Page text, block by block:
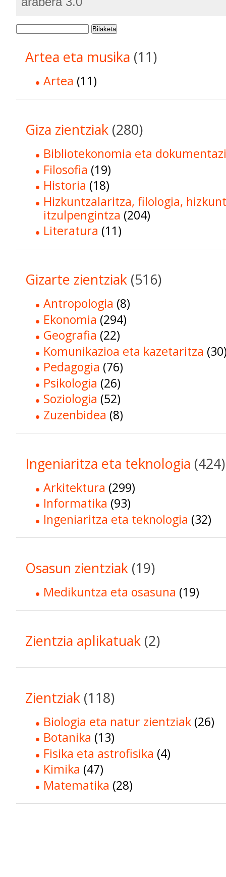
Bilaketa
Artea eta musika (11)
Artea (11)
Giza zientziak (280)
Bibliotekonomia eta
Filosofia (19)
Historia (18)
Hizkuntzalaritza, filologia,
itzulpengintza (204)
Literatura (11)
Gizarte zientziak (516)
Antropologia (8)
Ekonomia (294)
Geografia (22)
Komunikazioa eta kazetaritza
Pedagogia (76)
Psikologia (26)
Soziologia (52)
Zuzenbidea (8)
Ingeniaritza eta teknologia (424)
Arkitektura (299)
Informatika (93)
Ingeniaritza eta teknologia (32)
Osasun zientziak (19)
Medikuntza eta osasuna (19)
Zientzia aplikatuak (2)
Zientziak (118)
Biologia eta natur zientziak (26)
Botanika (13)
Fisika eta astrofisika (4)
Kimika (47)
Matematika (28)